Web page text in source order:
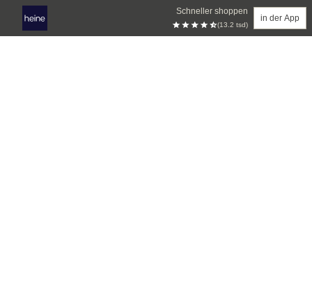
Schneller shoppen
(13.2 tsd)
in der App